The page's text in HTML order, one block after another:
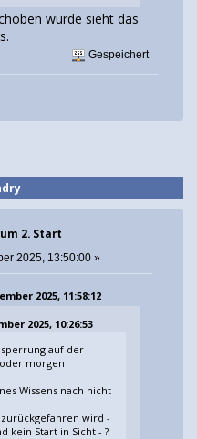
wurde sieht das
Gespeichert
2. Start
2025, 13:50:00 »
2025, 11:58:12
2025, 10:26:53
auf der
morgen
Wissens nach nicht
zurückgefahren wird -
kein Start in Sicht - ?